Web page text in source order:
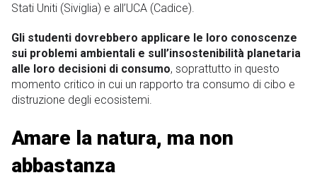
Stati Uniti (Siviglia) e all’UCA (Cadice).
Gli studenti dovrebbero applicare le loro conoscenze
sui problemi ambientali e sull’insostenibilità planetaria
alle loro decisioni di consumo, soprattutto in questo
momento critico in cui un rapporto tra consumo di cibo e
distruzione degli ecosistemi.
Amare la natura, ma non
abbastanza